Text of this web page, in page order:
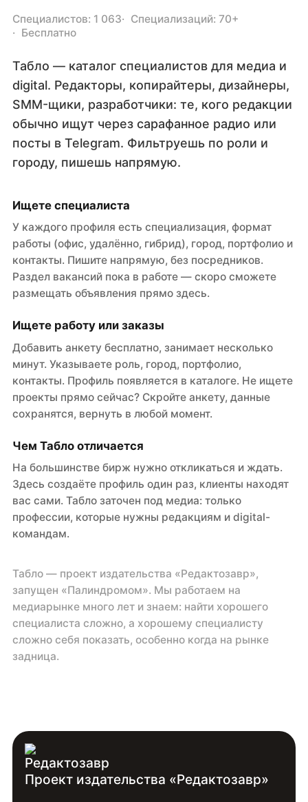
Специалистов: 1 063
Специализаций: 70+
Бесплатно
Табло — каталог специалистов для медиа и
digital. Редакторы, копирайтеры, дизайнеры,
SMM-щики, разработчики: те, кого редакции
обычно ищут через сарафанное радио или
посты в Telegram. Фильтруешь по роли и
городу, пишешь напрямую.
Ищете специалиста
У каждого профиля есть специализация, формат
работы (офис, удалённо, гибрид), город, портфолио и
контакты. Пишите напрямую, без посредников.
Раздел вакансий пока в работе — скоро сможете
размещать объявления прямо здесь.
Ищете работу или заказы
Добавить анкету бесплатно, занимает несколько
минут. Указываете роль, город, портфолио,
контакты. Профиль появляется в каталоге. Не ищете
проекты прямо сейчас? Скройте анкету, данные
сохранятся, вернуть в любой момент.
Чем Табло отличается
На большинстве бирж нужно откликаться и ждать.
Здесь создаёте профиль один раз, клиенты находят
вас сами. Табло заточен под медиа: только
профессии, которые нужны редакциям и digital-
командам.
Табло — проект издательства «Редактозавр»,
запущен «Палиндромом». Мы работаем на
медиарынке много лет и знаем: найти хорошего
специалиста сложно, а хорошему специалисту
сложно себя показать, особенно когда на рынке
задница.
Проект издательства «Редактозавр»